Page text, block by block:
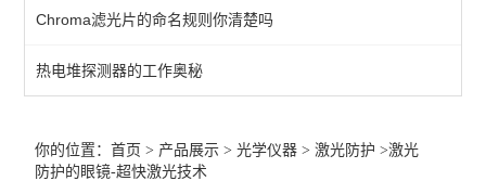
激光校准
Chroma滤光片的命名规则你清楚吗
热电堆探测器的工作奥秘
你的位置：首页 > 产品展示 >光学仪器 >激光防护 >激光
防护的眼镜-超快激光技术